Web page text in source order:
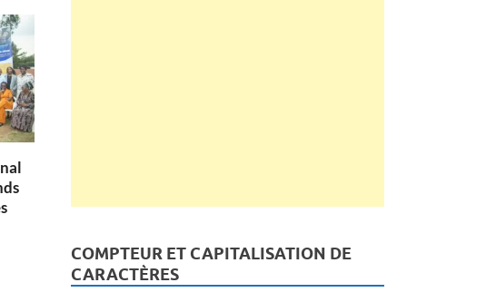
COMPTEUR ET CAPITALISATION DE
CARACTÈRES